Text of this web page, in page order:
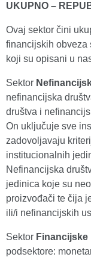
UKUPNO –
Ovaj sektor čini
financijskih obveza
koji su opisani u
Sektor
nefinancijska
društva i
On uključuje sve
zadovoljavaju
institucionalnih
Nefinancijska
jedinica koje su
proizvođači te čija
ili/i nefinancijskih
Sektor Financijske
podsektore: